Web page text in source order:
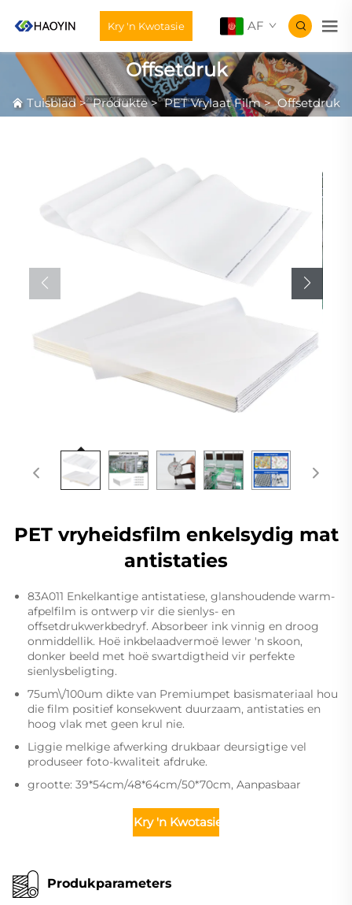
Kry 'n Kwotasie AF
Offsetdruk
Tuisblad>Produkte>PET Vrylaat Film>Offsetdruk
PET vryheidsfilm enkelsydig mat
antistaties
83A011 Enkelkantige antistatiese, glanshoudende warm-
afpelfilm is ontwerp vir die sienlys- en
offsetdrukwerkbedryf. Absorbeer ink vinnig en droog
onmiddellik. Hoë inkbelaadvermoë lewer 'n skoon,
donker beeld met hoë swartdigtheid vir perfekte
sienlysbeligting.
75um\/100um dikte van Premiumpet basismateriaal hou
die film positief konsekwent duurzaam, antistaties en
hoog vlak met geen krul nie.
Liggie melkige afwerking drukbaar deursigtige vel
produseer foto-kwaliteit afdruke.
grootte: 39*54cm/48*64cm/50*70cm, Aanpasbaar
Kry 'n Kwotasie
Produkparameters